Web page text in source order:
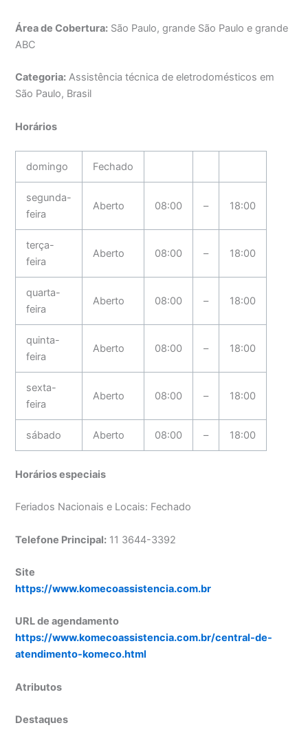
Área de Cobertura: São Paulo, grande São Paulo e grande
ABC
Categoria: Assistência técnica de eletrodomésticos em
São Paulo, Brasil
Horários
domingo Fechado
segunda-
feira
Aberto 08:00 – 18:00
terça-
feira
Aberto 08:00 – 18:00
quarta-
feira
Aberto 08:00 – 18:00
quinta-
feira
Aberto 08:00 – 18:00
sexta-
feira
Aberto 08:00 – 18:00
sábado Aberto 08:00 – 18:00
Horários especiais
Feriados Nacionais e Locais: Fechado
Telefone Principal: 11 3644-3392
Site
https://www.komecoassistencia.com.br
URL de agendamento
https://www.komecoassistencia.com.br/central-de-
atendimento-komeco.html
Atributos
Destaques